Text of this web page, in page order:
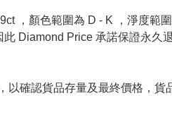
，顏色範圍為 D - K ，淨度範
Diamond Price 承諾保證永久
確認貨品存量及最終價格，貨